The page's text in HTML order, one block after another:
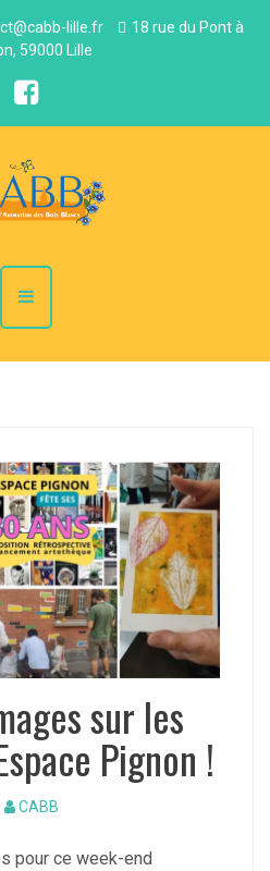
lille.fr
18 rue du Pont à
59000 Lille
sur les
Pignon !
CABB
pour ce week-end